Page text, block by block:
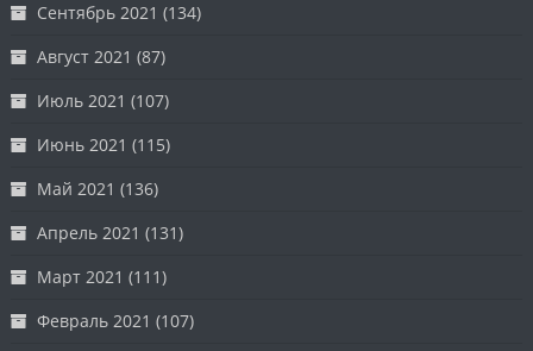
Сентябрь 2021 (134)
Август 2021 (87)
Июль 2021 (107)
Июнь 2021 (115)
Май 2021 (136)
Апрель 2021 (131)
Март 2021 (111)
Февраль 2021 (107)